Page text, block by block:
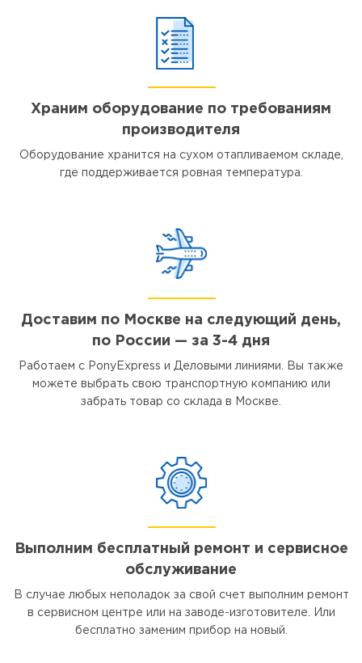
Храним оборудование по требованиям
производителя
Оборудование хранится на сухом отапливаемом складе,
где поддерживается ровная температура.
Доставим по Москве на следующий день,
по России — за 3-4 дня
Работаем с PonyExpress и Деловыми линиями. Вы также
можете выбрать свою транспортную компанию или
забрать товар со склада в Москве.
Выполним бесплатный ремонт и сервисное
обслуживание
В случае любых неполадок за свой счет выполним ремонт
в сервисном центре или на заводе-изготовителе. Или
бесплатно заменим прибор на новый.